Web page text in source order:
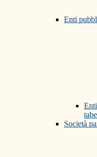
Enti
Società